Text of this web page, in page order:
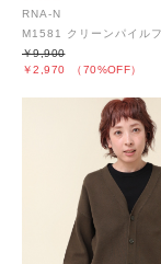
RNA-N
￥2,970 （70%OFF）
￥9,900